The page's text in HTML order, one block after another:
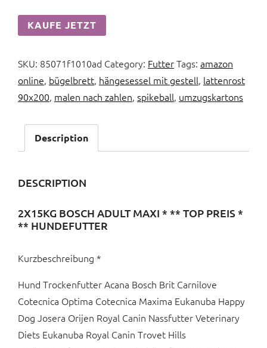
KAUFE JETZT
SKU: 85071f1010ad Category: FutterTags: amazon
online, bügelbrett, hängesessel mit gestell, lattenrost
90x200, malen nach zahlen, spikeball, umzugskartons
Description
DESCRIPTION
2X15KG BOSCH ADULT MAXI * ** TOP PREIS *
** HUNDEFUTTER
Kurzbeschreibung *
Hund Trockenfutter Acana Bosch Brit Carnilove
Cotecnica Optima Cotecnica Maxima Eukanuba Happy
Dog Josera Orijen Royal Canin Nassfutter Veterinary
Diets Eukanuba Royal Canin Trovet Hills